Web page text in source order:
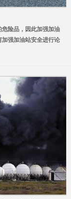
险品，因此加强加油
强加油站安全进行论